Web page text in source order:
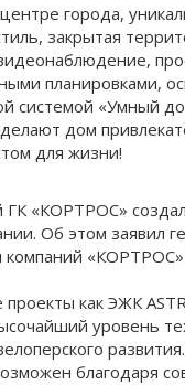
города,
закрытая
планировками,
системой «Умный
дом
для жизни!
ГК «КОРТРОС»
Об этом заявил
компаний «КОРТРОС»
проекты как ЭЖК
уровень
благодаря